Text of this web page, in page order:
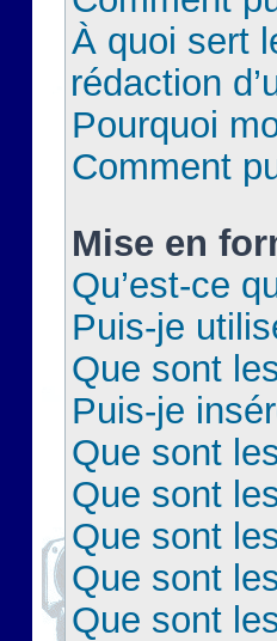
À quoi sert
rédaction
Pourquoi
Comment
Mise en
Qu’est-ce
Puis-je
Que sont
Puis-je
Que sont
Que sont
Que sont
Que sont
Que sont